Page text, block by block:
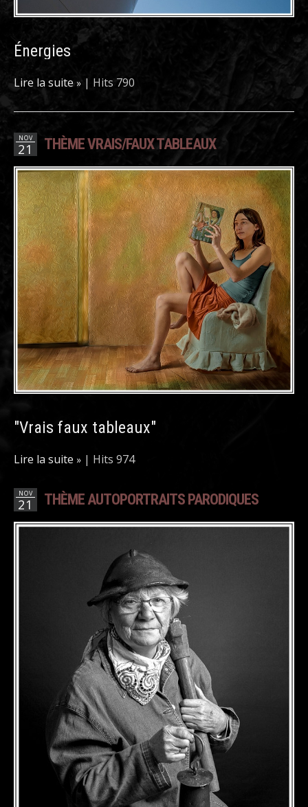
Énergies
Lire la suite | Hits 790
NOV
21 THÈME VRAIS/FAUX TABLEAUX
"Vrais faux tableaux"
Lire la suite | Hits 974
NOV
21 THÈME AUTOPORTRAITS PARODIQUES